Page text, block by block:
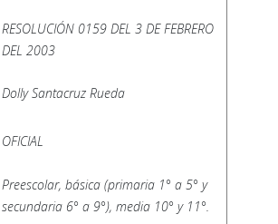
RESOLUCIÓN 0159 DEL 3 DE FEBRERO
DEL 2003
Dolly Santacruz Rueda
OFICIAL
Preescolar, básica (primaria 1° a 5° y
secundaria 6° a 9°), media 10° y 11°.